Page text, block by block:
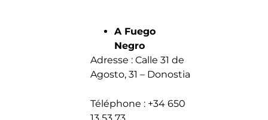
A Fuego
Negro
Adresse : Calle 31 de
Agosto, 31 – Donostia
Téléphone : +34 650